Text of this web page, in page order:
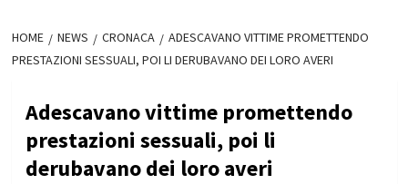
HOME NEWS CRONACA
ADESCAVANO VITTIME PROMETTENDO
PRESTAZIONI SESSUALI, POI LI DERUBAVANO DEI LORO AVERI
Adescavano vittime promettendo
prestazioni sessuali, poi li
derubavano dei loro averi